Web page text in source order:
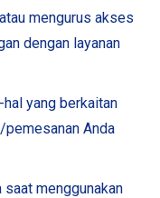
mengurus akses
dengan layanan
yang berkaitan
Anda
menggunakan